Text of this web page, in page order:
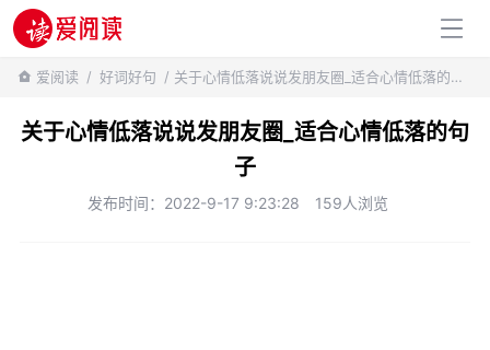
百科知识
爱阅读 / 好词好句 / 关于心情低落说说发朋友圈_适合心情低落的句子
关于心情低落说说发朋友圈_适合心情低落的句
子
发布时间：2022-9-17 9:23:28 159人浏览